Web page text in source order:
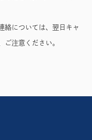
絡については、翌日キャ
注意ください。